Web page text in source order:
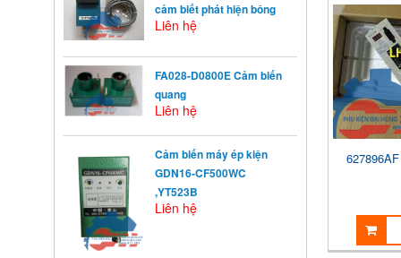
cảm biết phát hiện bông
Liên hệ
FA028-D0800E Cảm biến
quang
Liên hệ
Cảm biến máy ép kiện
GDN16-CF500WC
,YT523B
Liên hệ
KHỞI ĐỘNG TỪ LÀ GÌ?
Khởi động từ (KĐT) là một loại
khí cụ điện dùng ...
NGUYÊN NHÂN ẢNH